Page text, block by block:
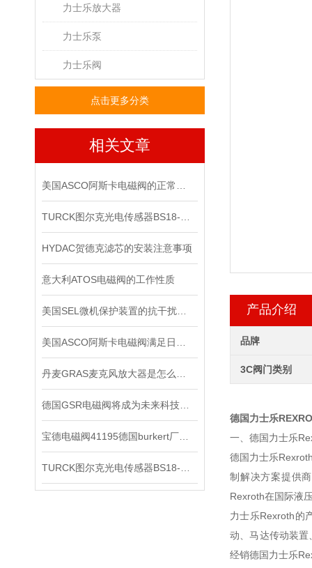
力士乐放大器
力士乐泵
力士乐阀
点击更多分类
相关文章
HYDAC贺德克滤芯的安装注意事项
意大利ATOS电磁阀的工作性质
产品介绍
品牌
3C阀门类别
德国力士乐
一、德国力士乐
德国力士乐
制解决方案提供
Rexroth在国际液
力士乐Rexroth的
动、马达传动装
经销德国力士乐